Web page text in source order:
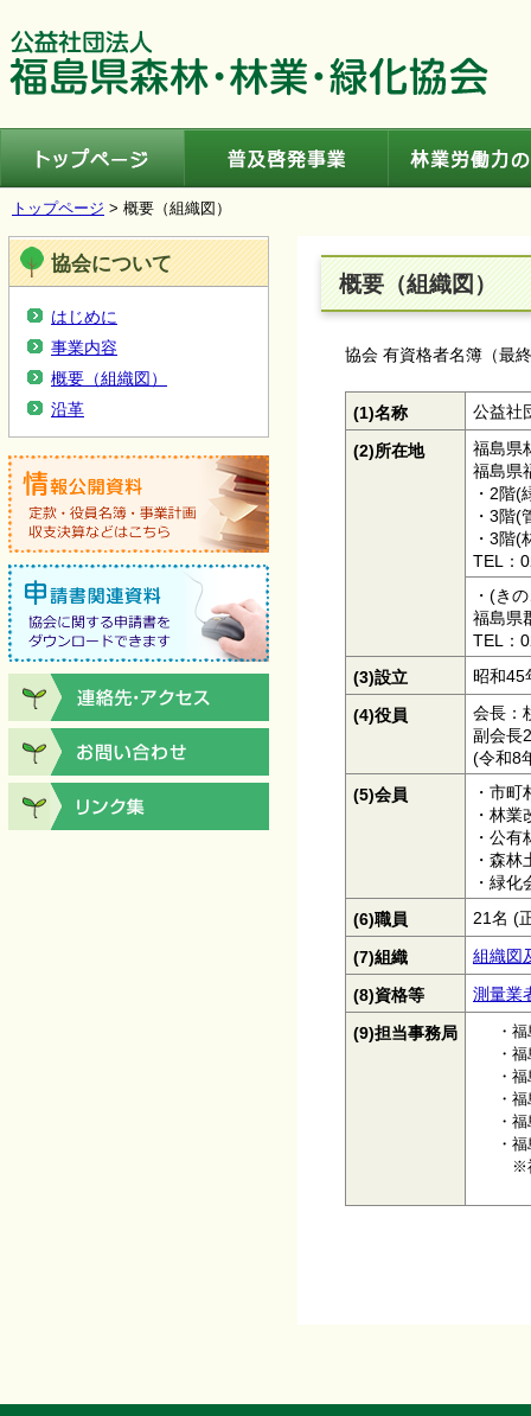
トップページ > 概要（組織図）
協会について
はじめに
事業内容
概要（組織図）
沿革
概要（組織図）
協会 有資格者名簿（最
(1)名称 公益社
(2)所在地
福島県
福島県
・2階(
・3階(
・3階(
TEL：
・(き
福島県
TEL：
(3)設立 昭和45
(4)役員
会長：
副会長
(令和8
(5)会員
・市町
・林業
・公
・森林
・緑化
(6)職員 21名 (
(7)組織 組織図
(8)資格等 測量業
(9)担当事務局
・
・
・
・
・
・
※